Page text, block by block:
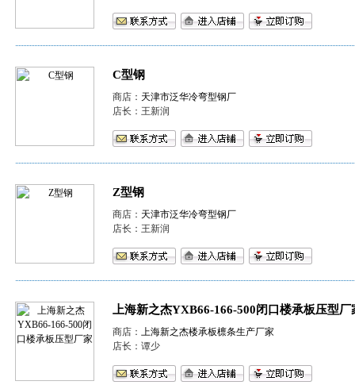
C型钢
商店： 天津市泛华冷弯型钢厂
店长：王新润
Z型钢
商店： 天津市泛华冷弯型钢厂
店长：王新润
上海新之杰YXB66-166-500闭口楼承板压型厂
商店： 上海新之杰楼承板檩条生产厂家
店长：谭少